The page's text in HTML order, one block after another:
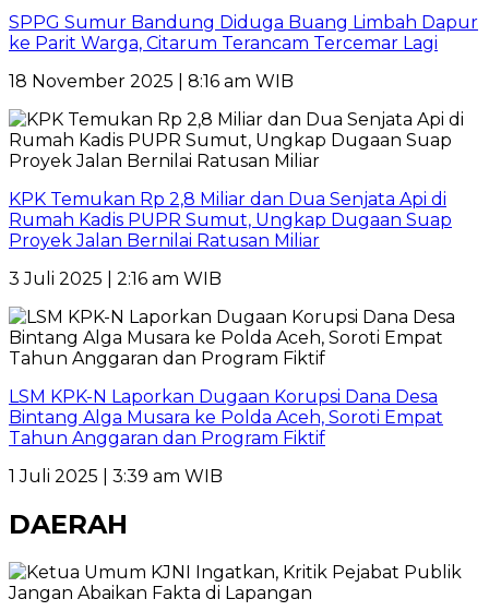
SPPG Sumur Bandung Diduga Buang Limbah Dapur
ke Parit Warga, Citarum Terancam Tercemar Lagi
18 November 2025 | 8:16 am WIB
KPK Temukan Rp 2,8 Miliar dan Dua Senjata Api di
Rumah Kadis PUPR Sumut, Ungkap Dugaan Suap
Proyek Jalan Bernilai Ratusan Miliar
3 Juli 2025 | 2:16 am WIB
LSM KPK-N Laporkan Dugaan Korupsi Dana Desa
Bintang Alga Musara ke Polda Aceh, Soroti Empat
Tahun Anggaran dan Program Fiktif
1 Juli 2025 | 3:39 am WIB
DAERAH